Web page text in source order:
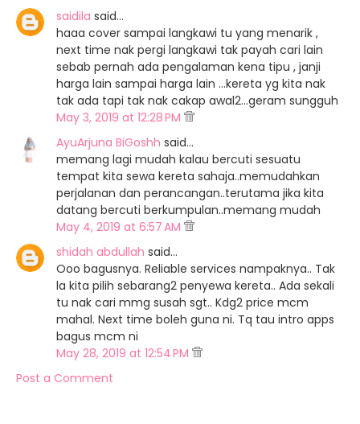
saidila said…
haaa cover sampai langkawi tu yang menarik ,
next time nak pergi langkawi tak payah cari lain
sebab pernah ada pengalaman kena tipu , janji
harga lain sampai harga lain ...kereta yg kita nak
tak ada tapi tak nak cakap awal2...geram sungguh
May 3, 2019 at 12:28 PM
AyuArjuna BiGoshh said…
memang lagi mudah kalau bercuti sesuatu
tempat kita sewa kereta sahaja..memudahkan
perjalanan dan perancangan..terutama jika kita
datang bercuti berkumpulan..memang mudah
May 4, 2019 at 6:57 AM
shidah abdullah said…
Ooo bagusnya. Reliable services nampaknya.. Tak
la kita pilih sebarang2 penyewa kereta.. Ada sekali
tu nak cari mmg susah sgt.. Kdg2 price mcm
mahal. Next time boleh guna ni. Tq tau intro apps
bagus mcm ni
May 28, 2019 at 12:54 PM
Post a Comment